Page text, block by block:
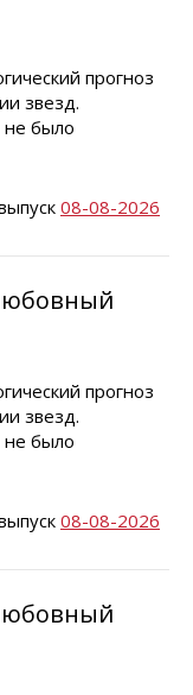
прогноз
звезд.
не было
08-08-2026
прогноз
звезд.
не было
08-08-2026